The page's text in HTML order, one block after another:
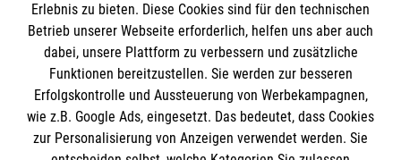
Informationen
Impressum
Datenschutz
Kontakt
Die Malteser
Erlebnis zu bieten. Diese Cookies sind für den technischen
Betrieb unserer Webseite erforderlich, helfen uns aber auch
dabei, unsere Plattform zu verbessern und zusätzliche
Funktionen bereitzustellen. Sie werden zur besseren
Erfolgskontrolle und Aussteuerung von Werbekampagnen,
wie z.B. Google Ads, eingesetzt. Das bedeutet, dass Cookies
zur Personalisierung von Anzeigen verwendet werden. Sie